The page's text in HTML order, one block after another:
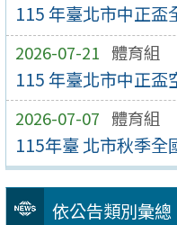
115 年臺北市中正盃
2026-07-21 體育組
115 年臺北市中正盃
2026-07-07 體育組
115年臺 北市秋季全
依公告類別彙總